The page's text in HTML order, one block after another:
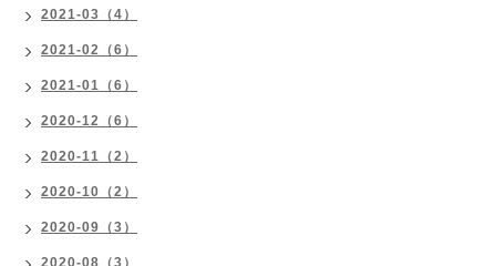
2021-03（4）
2021-02（6）
2021-01（6）
2020-12（6）
2020-11（2）
2020-10（2）
2020-09（3）